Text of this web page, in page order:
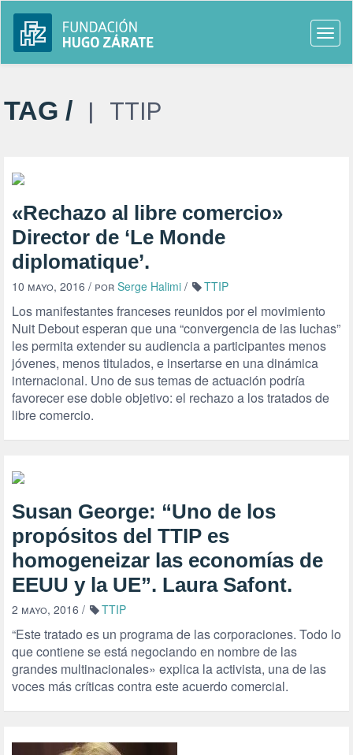
TAG / TTIP
«Rechazo al libre comercio»
Director de ‘Le Monde
diplomatique’.
10 mayo, 2016 / por Serge Halimi / TTIP
Los manifestantes franceses reunidos por el movimiento
Nuit Debout esperan que una “convergencia de las luchas”
les permita extender su audiencia a participantes menos
jóvenes, menos titulados, e insertarse en una dinámica
internacional. Uno de sus temas de actuación podría
favorecer ese doble objetivo: el rechazo a los tratados de
libre comercio.
Susan George: “Uno de los
propósitos del TTIP es
homogeneizar las economías de
EEUU y la UE”. Laura Safont.
2 mayo, 2016 / TTIP
“Este tratado es un programa de las corporaciones. Todo lo
que contiene se está negociando en nombre de las
grandes multinacionales» explica la activista, una de las
voces más críticas contra este acuerdo comercial.